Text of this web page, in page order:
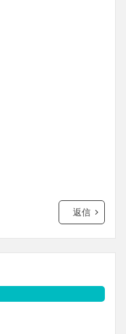
返信